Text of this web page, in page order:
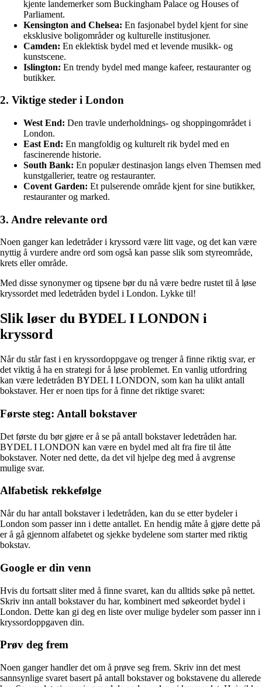
kjente landemerker som Buckingham Palace og Houses of
Parliament.
Kensington and Chelsea: En fasjonabel bydel kjent for sine
eksklusive boligområder og kulturelle institusjoner.
Camden: En eklektisk bydel med et levende musikk- og
kunstscene.
Islington: En trendy bydel med mange kafeer, restauranter og
butikker.
2. Viktige steder i London
West End: Den travle underholdnings- og shoppingområdet i
London.
East End: En mangfoldig og kulturelt rik bydel med en
fascinerende historie.
South Bank: En populær destinasjon langs elven Themsen med
kunstgallerier, teatre og restauranter.
Covent Garden: Et pulserende område kjent for sine butikker,
restauranter og marked.
3. Andre relevante ord
Noen ganger kan ledetråder i kryssord være litt vage, og det kan være
nyttig å vurdere andre ord som også kan passe slik som styreområde,
krets eller område.
Med disse synonymer og tipsene bør du nå være bedre rustet til å løse
kryssordet med ledetråden bydel i London. Lykke til!
Slik løser du BYDEL I LONDON i
kryssord
Når du står fast i en kryssordoppgave og trenger å finne riktig svar, er
det viktig å ha en strategi for å løse problemet. En vanlig utfordring
kan være ledetråden BYDEL I LONDON, som kan ha ulikt antall
bokstaver. Her er noen tips for å finne det riktige svaret:
Første steg: Antall bokstaver
Det første du bør gjøre er å se på antall bokstaver ledetråden har.
BYDEL I LONDON kan være en bydel med alt fra fire til åtte
bokstaver. Noter ned dette, da det vil hjelpe deg med å avgrense
mulige svar.
Alfabetisk rekkefølge
Når du har antall bokstaver i ledetråden, kan du se etter bydeler i
London som passer inn i dette antallet. En hendig måte å gjøre dette på
er å gå gjennom alfabetet og sjekke bydelene som starter med riktig
bokstav.
Google er din venn
Hvis du fortsatt sliter med å finne svaret, kan du alltids søke på nettet.
Skriv inn antall bokstaver du har, kombinert med søkeordet bydel i
London. Dette kan gi deg en liste over mulige bydeler som passer inn i
kryssordoppgaven din.
Prøv deg frem
Noen ganger handler det om å prøve seg frem. Skriv inn det mest
sannsynlige svaret basert på antall bokstaver og bokstavene du allerede